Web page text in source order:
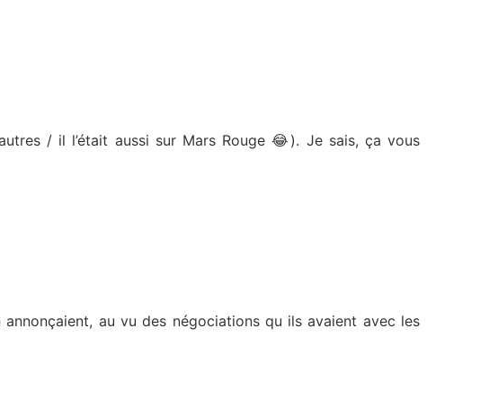
/ il l’était aussi sur Mars Rouge 😂). Je sais, ça vous
au vu des négociations qu ils avaient avec les